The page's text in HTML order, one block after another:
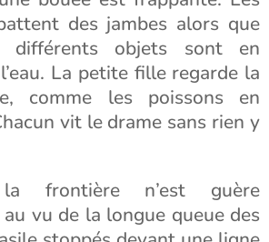
des jambes alors que
objets sont en
La petite fille regarde la
comme les poissons en
vit le drame sans rien y
frontière n’est guère
vu de la longue queue des